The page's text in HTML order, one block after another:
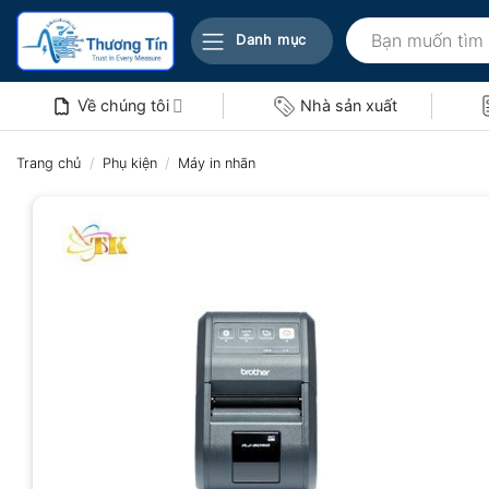
Bỏ
nội
Danh mục
Tìm
kiếm:
Về chúng tôi Nhà sản xuất
Trang chủ / Phụ kiện / Máy in nhãn